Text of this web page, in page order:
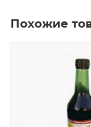
Похожие